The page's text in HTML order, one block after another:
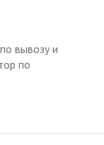
вывозу и
по